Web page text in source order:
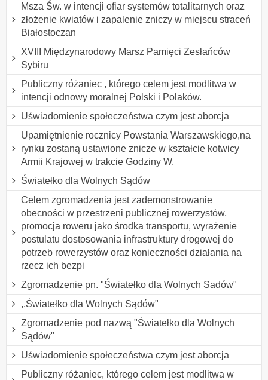
Msza Św. w intencji ofiar systemów totalitarnych oraz
złożenie kwiatów i zapalenie zniczy w miejscu straceń
Białostoczan
XVIII Międzynarodowy Marsz Pamięci Zesłańców
Sybiru
Publiczny różaniec , którego celem jest modlitwa w
intencji odnowy moralnej Polski i Polaków.
Uświadomienie społeczeństwa czym jest aborcja
Upamiętnienie rocznicy Powstania Warszawskiego,na
rynku zostaną ustawione znicze w kształcie kotwicy
Armii Krajowej w trakcie Godziny W.
Światełko dla Wolnych Sądów
Celem zgromadzenia jest zademonstrowanie
obecności w przestrzeni publicznej rowerzystów,
promocja roweru jako środka transportu, wyrażenie
postulatu dostosowania infrastruktury drogowej do
potrzeb rowerzystów oraz konieczności działania na
rzecz ich bezpi
Zgromadzenie pn. "Światełko dla Wolnych Sadów"
,,Światełko dla Wolnych Sądów"
Zgromadzenie pod nazwą "Światełko dla Wolnych
Sądów"
Uświadomienie społeczeństwa czym jest aborcja
Publiczny różaniec, którego celem jest modlitwa w